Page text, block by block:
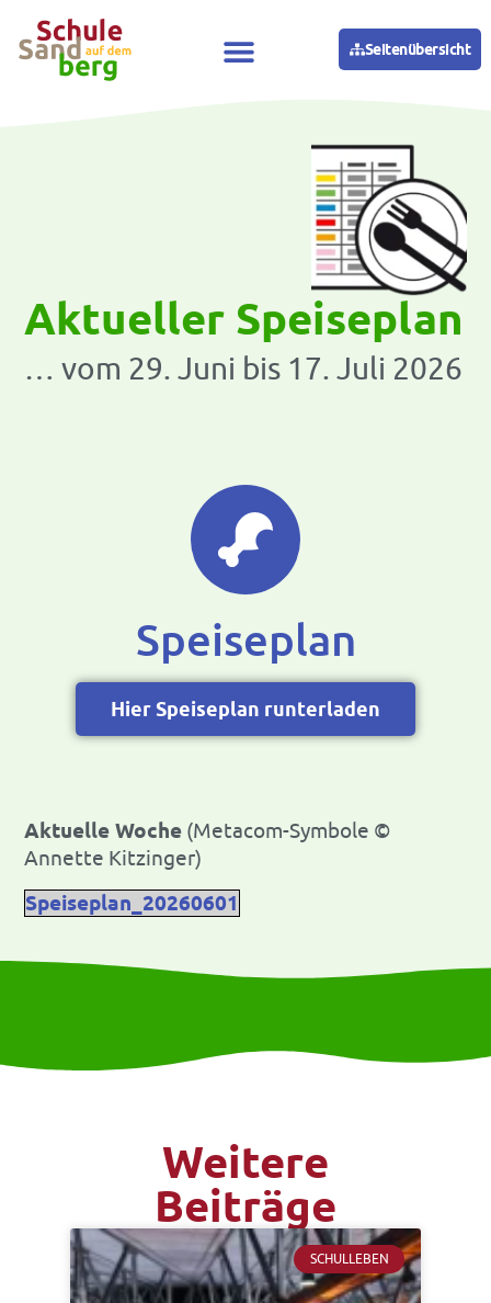
Seitenübersicht
Aktueller Speiseplan
… vom 29. Juni bis 17. Juli 2026
Speiseplan
Hier Speiseplan runterladen
Aktuelle Woche (Metacom-Symbole ©
Annette Kitzinger)
Speiseplan_20260601
Weitere
Beiträge
SCHULLEBEN